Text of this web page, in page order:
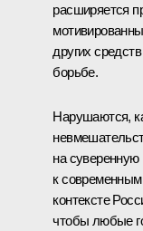
расширяется
других
борьбе.
Нарушаются,
на суверенную
к
контексте
чтобы любые